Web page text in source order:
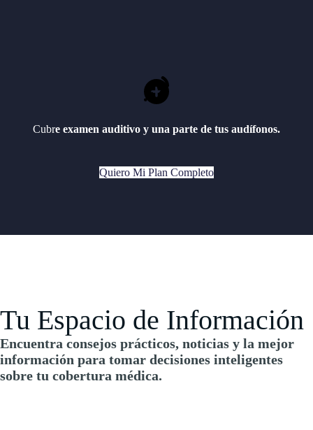
Cubre examen auditivo y una parte de tus audífonos.
Quiero Mi Plan Completo
Tu Espacio de Información
Encuentra consejos prácticos, noticias y la mejor
información para tomar decisiones inteligentes
sobre tu cobertura médica.